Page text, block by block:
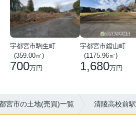
宇都宮市駒生町
- (359.00㎡)
700万円
宇都宮市鐺山町
- (1175.96㎡)
1,680万円
宮市の土地(売買)一覧 清陵高校前駅